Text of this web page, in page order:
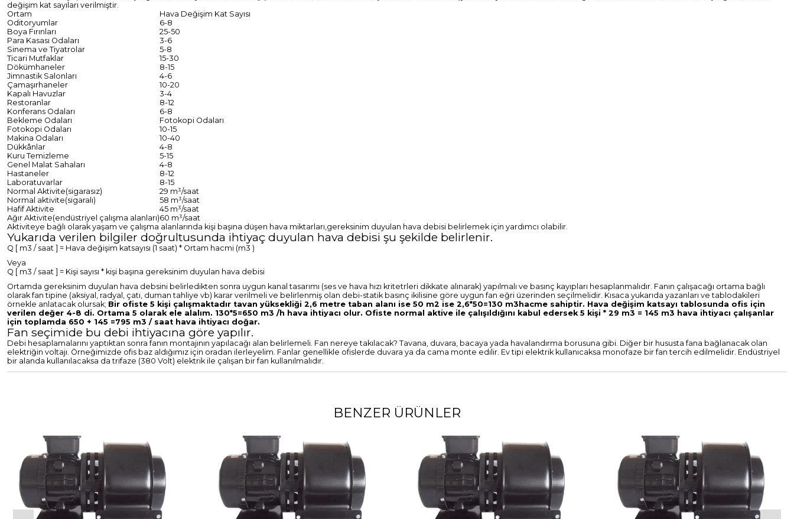
değişim kat sayıları verilmiştir.
Ortam
Hava Değişim Kat Sayısı
Oditoryumlar
6-8
Boya Fırınları
25-50
Para Kasası Odaları
3-6
Sinema ve Tiyatrolar
5-8
Ticari Mutfaklar
15-30
Dökümhaneler
8-15
Jimnastik Salonları
4-6
Çamaşırhaneler
10-20
Kapalı Havuzlar
3-4
Restoranlar
8-12
Konferans Odaları
6-8
Bekleme Odaları
Fotokopi Odaları
Fotokopi Odaları
10-15
Makina Odaları
10-40
Dükkânlar
4-8
Kuru Temizleme
5-15
Genel Malat Sahaları
4-8
Hastaneler
8-12
Laboratuvarlar
8-15
Normal Aktivite(sigarasız)
29 m³/saat
Normal aktivite(sigaralı)
58 m³/saat
Hafif Aktivite
45 m³/saat
Ağır Aktivite(endüstriyel çalışma alanları)60 m³/saat
Aktiviteye bağlı olarak yaşam ve çalışma alanlarında kişi başına düşen hava miktarları,gereksinim duyulan hava debisi belirlemek için yardımcı olabilir.
Yukarıda verilen bilgiler doğrultusunda ihtiyaç duyulan hava debisi şu şekilde belirlenir.
Q [ m3 / saat ] = Hava değişim katsayısı (1 saat) * Ortam hacmi (m3 )
Veya
Q [ m3 / saat ] = Kişi sayısı * kişi başına gereksinim duyulan hava debisi
Ortamda gereksinim duyulan hava debsini belirledikten sonra uygun kanal tasarımı (ses ve hava hızı kritetrleri dikkate alınarak) yapılmalı ve basınç kayıpları hesaplanmalıdır. Fanın çalışacağı ortama bağlı
olarak fan tipine (aksiyal, radyal, çatı, duman tahliye vb) karar verilmeli ve belirlenmiş olan debi-statik basınç ikilisine göre uygun fan eğri üzerinden seçilmelidir. Kısaca yukarıda yazanları ve tablodakileri
örnekle anlatacak olursak; Bir ofiste 5 kişi çalışmaktadır tavan yüksekliği 2,6 metre taban alanı ise 50 m2 ise 2,6*50=130 m3hacme sahiptir. Hava değişim katsayı tablosunda ofis için
verilen değer 4-8 di. Ortama 5 olarak ele alalım. 130*5=650 m3 /h hava ihtiyacı olur. Ofiste normal aktive ile çalışıldığını kabul edersek 5 kişi * 29 m3 = 145 m3 hava ihtiyacı çalışanlar
için toplamda 650 + 145 =795 m3 / saat hava ihtiyacı doğar.
Fan seçimide bu debi ihtiyacına göre yapılır.
Debi hesaplamalarını yaptıktan sonra fanın montajının yapılacağı alan belirlemeli. Fan nereye takılacak? Tavana, duvara, bacaya yada havalandırma borusuna gibi. Diğer bir hususta fana bağlanacak olan
elektriğin voltajı. Örneğimizde ofis baz aldığımız için oradan ilerleyelim. Fanlar genellikle ofislerde duvara ya da cama monte edilir. Ev tipi elektrik kullanıcaksa monofaze bir fan tercih edilmelidir. Endüstriyel
bir alanda kullanılacaksa da trifaze (380 Volt) elektrik ile çalışan bir fan kullanılmalıdır.
BENZER ÜRÜNLER